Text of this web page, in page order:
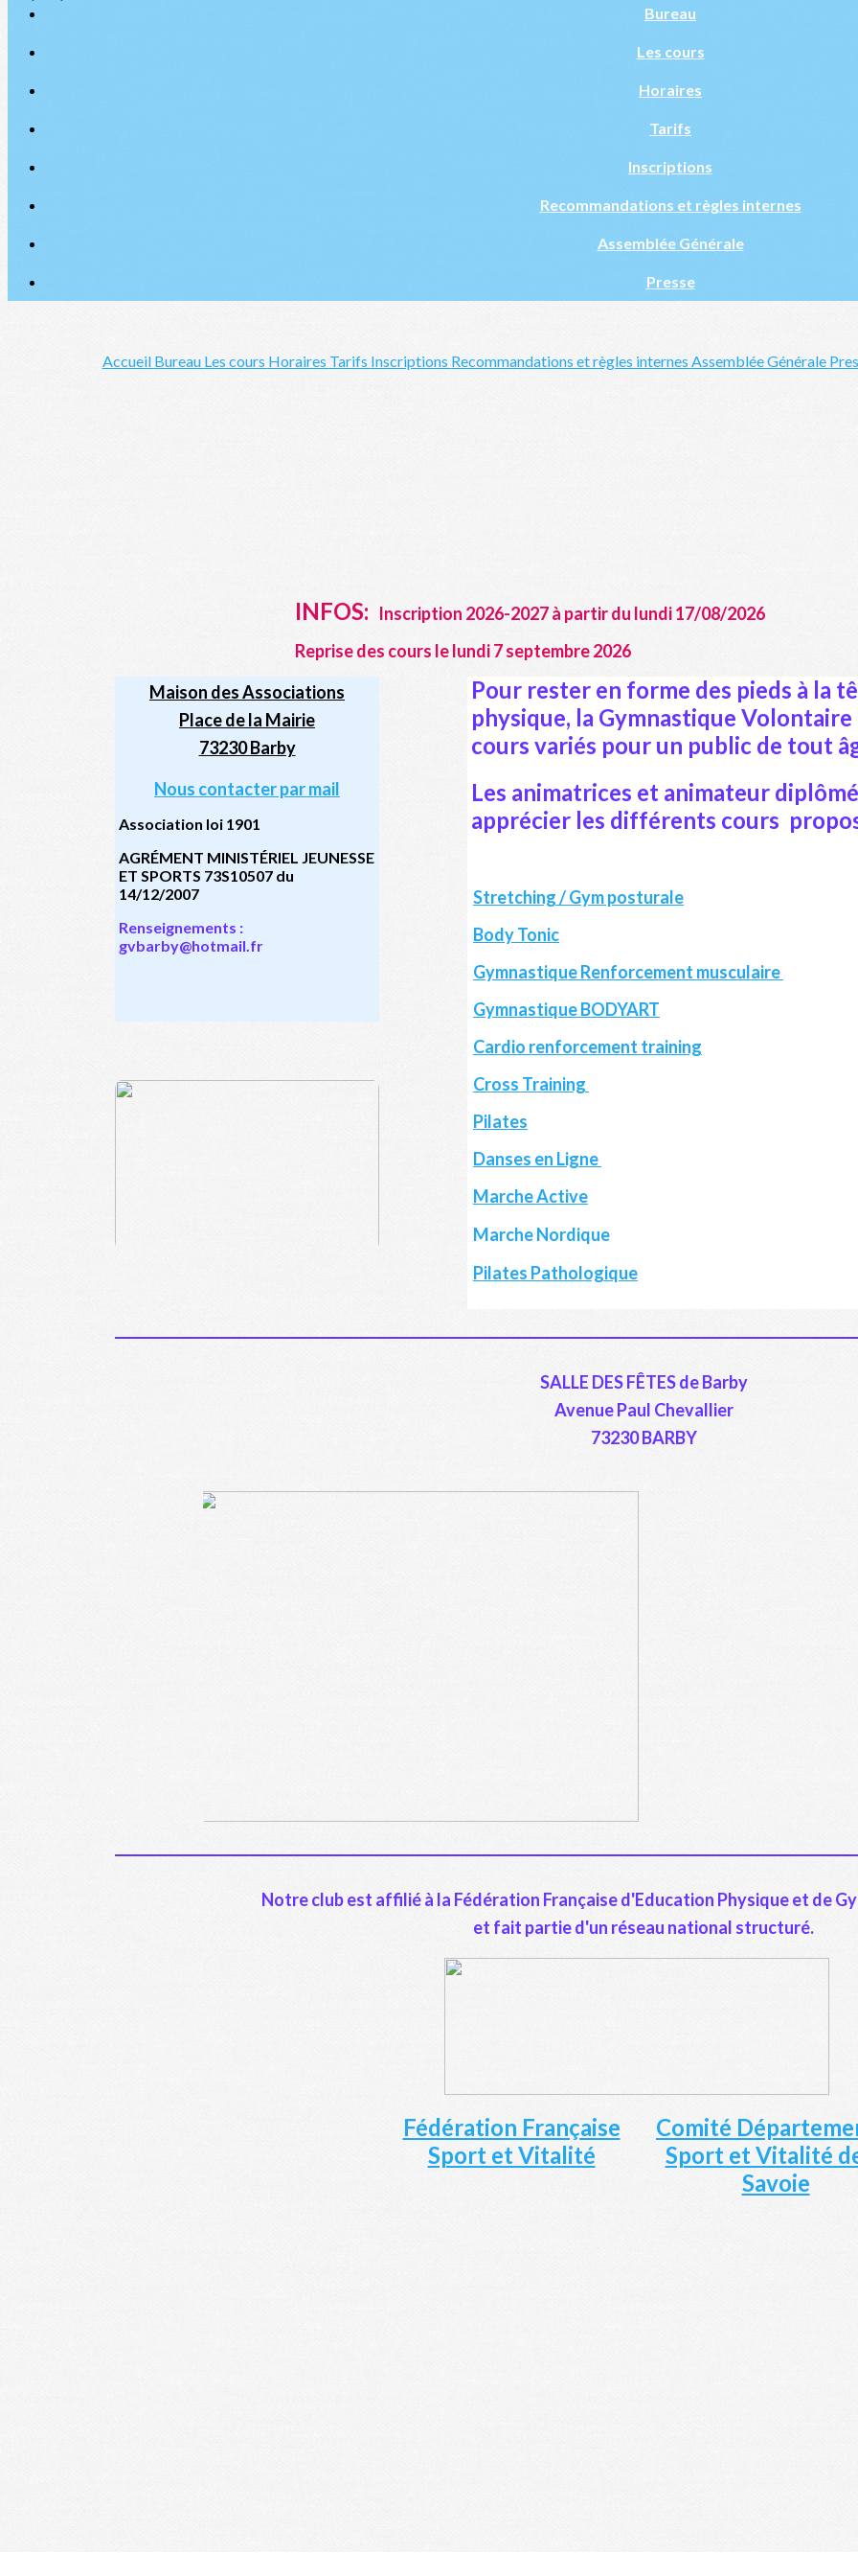
Bureau
Les cours
Horaires
Tarifs
Inscriptions
Recommandations et règles internes
Assemblée Générale
Presse
Accueil Bureau Les cours Horaires Tarifs Inscriptions Recommandations et règles internes Assemblée Générale
INFOS: Inscription 2026-2027 à partir du lundi 17/08/2026
Reprise des cours le lundi 7 septembre 2026
Maison des Associations
Place de la Mairie
73230 Barby
Nous contacter par mail
Association loi 1901
AGRÉMENT MINISTÉRIEL JEUNESSE
ET SPORTS 73S10507 du
14/12/2007
Renseignements :
gvbarby@hotmail.fr
Pour rester en forme des pieds à la
physique, la Gymnastique
cours variés pour un public de tout
Les animatrices et animateur
apprécier les différents cours
Stretching / Gym posturale
Body Tonic
Gymnastique Renforcement musculaire
Gymnastique BODYART
Cardio renforcement training
Cross Training
Pilates
Danses en Ligne
Marche Active
Marche Nordique
Pilates Pathologique
SALLE DES FÊTES de Barby
Avenue Paul Chevallier
73230 BARBY
Notre club est affilié à la Fédération Française d'Education Physique et de
et fait partie d'un réseau national structuré.
Fédération Française
Sport et Vitalité
Comité
Sport et Vitalité
Savoie